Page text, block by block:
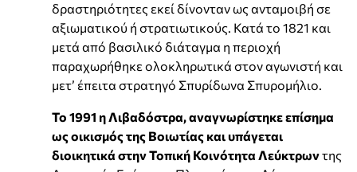
δραστηριότητες εκεί δίνονταν ως ανταμοιβή σε
αξιωματικού ή στρατιωτικούς. Κατά το 1821 και
μετά από βασιλικό διάταγμα η περιοχή
παραχωρήθηκε ολοκληρωτικά στον αγωνιστή και
μετ’ έπειτα στρατηγό Σπυρίδωνα Σπυρομήλιο.
Το 1991 η Λιβαδόστρα, αναγνωρίστηκε επίσημα
ως οικισμός της Βοιωτίας και υπάγεται
διοικητικά στην Τοπική Κοινότητα Λεύκτρωντης